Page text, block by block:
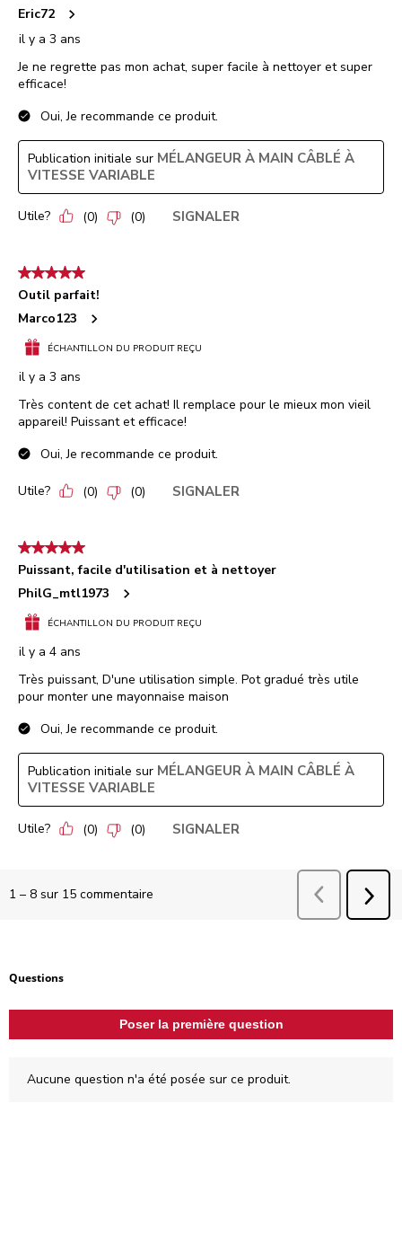
Eric72
il y a 3 ans
Je ne regrette pas mon achat, super facile à nettoyer et super
efficace!
Oui, Je recommande ce produit.
Publication initiale sur MÉLANGEUR À MAIN CÂBLÉ À
VITESSE VARIABLE
Utile? (0) (0) SIGNALER
5 étoile(s) sur 5.
Outil parfait!
Marco123
ÉCHANTILLON DU PRODUIT REÇU
il y a 3 ans
Très content de cet achat! Il remplace pour le mieux mon vieil
appareil! Puissant et efficace!
Oui, Je recommande ce produit.
Utile? (0) (0) SIGNALER
5 étoile(s) sur 5.
Puissant, facile d'utilisation et à nettoyer
PhilG_mtl1973
ÉCHANTILLON DU PRODUIT REÇU
il y a 4 ans
Très puissant, D'une utilisation simple. Pot gradué très utile
pour monter une mayonnaise maison
Oui, Je recommande ce produit.
Publication initiale sur MÉLANGEUR À MAIN CÂBLÉ À
VITESSE VARIABLE
Utile? (0) (0) SIGNALER
1 – 8 sur 15 commentaire Précédent
Aucune question n'a été posée sur ce produit.
Questions
Poser la première question
Aucune question n'a été posée sur ce produit.